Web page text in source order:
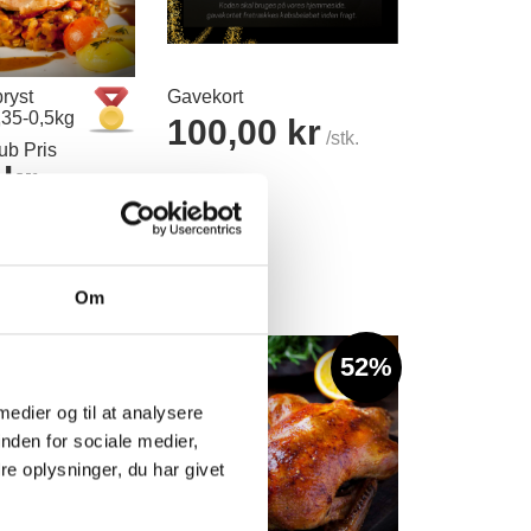
Om
og til at analysere
for sociale medier,
oplysninger, du har givet
0,5kg
Pris
Gavekort
100,00 kr /stk.
52%